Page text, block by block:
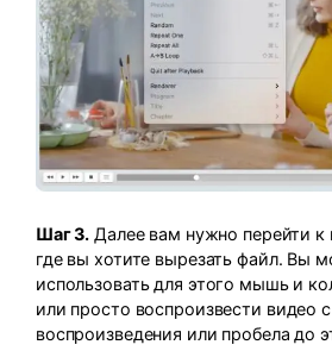
Шаг 3. Далее вам нужно перейти к
где вы хотите вырезать файл. Вы
использовать для этого мышь и
или просто воспроизвести видео
воспроизведения или пробела до